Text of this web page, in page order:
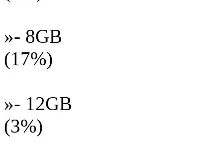
»- 8GB
(17%)
»- 12GB
(3%)